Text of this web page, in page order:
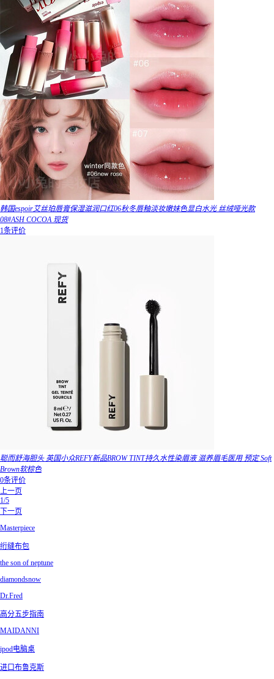
韩国espoir艾丝珀唇膏保湿滋润口红06秋冬唇釉淡妆嫩妹色显白水光 丝绒哑光款
08#ASH COCOA 现货
1条评价
聪而舒海胆头 英国小众REFY新品BROW TINT持久水性染眉液 滋养眉毛医用 预定 Soft
Brown软棕色
0条评价
上一页
1/5
下一页
Masterpiece
绗缝布包
the son of neptune
diamondsnow
Dr.Fred
高分五步指南
MAIDANNI
ipod电脑桌
进口布鲁克斯